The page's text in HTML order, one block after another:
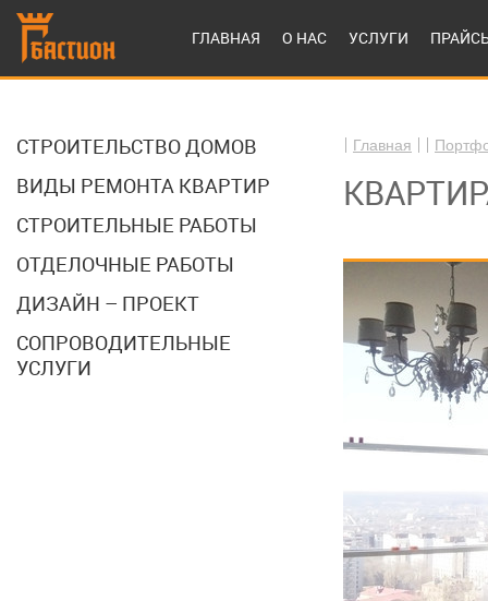
ГЛАВНАЯ О НАС УСЛУГИ
СТРОИТЕЛЬСТВО ДОМОВ
ВИДЫ РЕМОНТА КВАРТИР
СТРОИТЕЛЬНЫЕ РАБОТЫ
ОТДЕЛОЧНЫЕ РАБОТЫ
ДИЗАЙН – ПРОЕКТ
СОПРОВОДИТЕЛЬНЫЕ
УСЛУГИ
Главная